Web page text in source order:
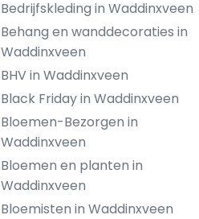
Bedrijfskleding in Waddinxveen
Behang en wanddecoraties in
Waddinxveen
BHV in Waddinxveen
Black Friday in Waddinxveen
Bloemen-Bezorgen in
Waddinxveen
Bloemen en planten in
Waddinxveen
Bloemisten in Waddinxveen